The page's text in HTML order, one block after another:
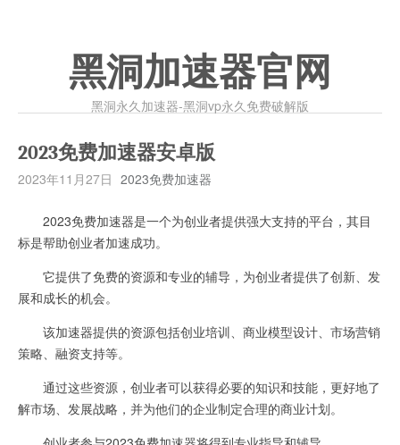
黑洞加速器官网
黑洞永久加速器-黑洞vp永久免费破解版
2023免费加速器安卓版
2023年11月27日 2023免费加速器
2023免费加速器是一个为创业者提供强大支持的平台，其目
标是帮助创业者加速成功。
它提供了免费的资源和专业的辅导，为创业者提供了创新、发
展和成长的机会。
该加速器提供的资源包括创业培训、商业模型设计、市场营销
策略、融资支持等。
通过这些资源，创业者可以获得必要的知识和技能，更好地了
解市场、发展战略，并为他们的企业制定合理的商业计划。